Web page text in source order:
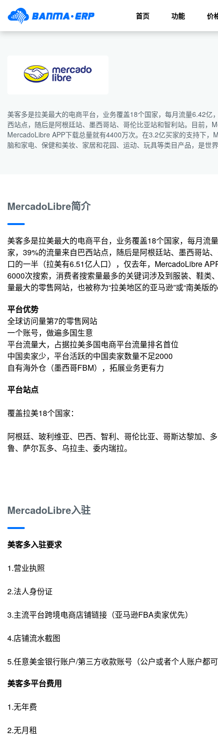
首页 功能 价
美客多是拉美最大的电商平台，业务覆盖18个国家，每月流量6.42
西站点，随后是阿根廷站、墨西哥站、哥伦比亚站和智利站。目前
MercadoLibre APP下载总量就有4400万次。在3.2亿买家的支持下
脑和家电、保健和美妆、家居和花园、运动、玩具等类目产品，是世
MercadoLibre简介
美客多是拉美最大的电商平台，业务覆盖18个国家，每月流
家，39%的流量来自巴西站点，随后是阿根廷站、墨西哥站
口的一半（拉美有6.51亿人口），仅去年，MercadoLibre
6000次搜索，消费者搜索量最多的关键词涉及到服装、鞋
量最大的零售网站，也被称为“拉美地区的亚马逊”或“南美版
平台优势
全球访问量第7的零售网站
一个账号，做遍多国生意
平台流量大，占据拉美多国电商平台流量排名首位
中国卖家少，平台活跃的中国卖家数量不足2000
自有海外仓（墨西哥FBM），拓展业务更有力
平台站点
覆盖拉美18个国家：
阿根廷、玻利维亚、巴西、智利、哥伦比亚、哥斯达黎加、
鲁、萨尔瓦多、乌拉圭、委内瑞拉。
MercadoLibre入驻
美客多入驻要求
1.营业执照
2.法人身份证
3.主流平台跨境电商店铺链接（亚马逊FBA卖家优先）
4.店铺流水截图
5.任意美金银行账户/第三方收款账号（公户或者个人账户都
美客多平台费用
1.无年费
2.无月租